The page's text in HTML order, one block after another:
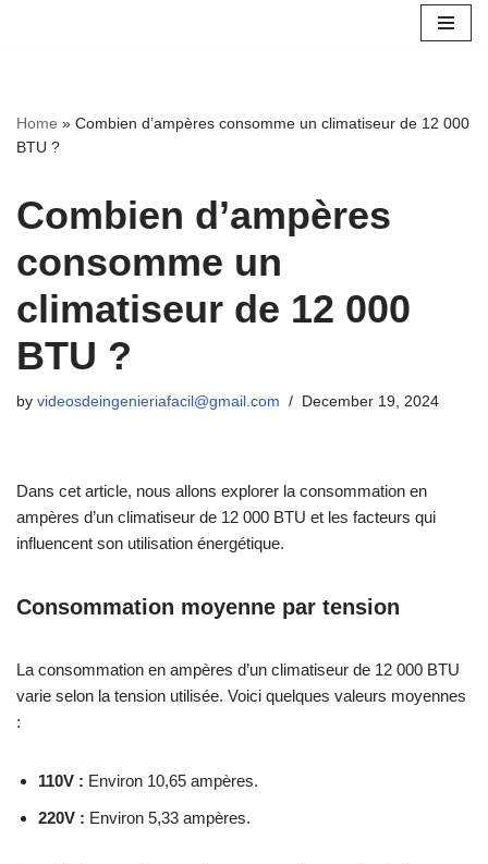
Home » Combien d’ampères consomme un climatiseur de 12 000
BTU ?
Combien d’ampères
consomme un
climatiseur de 12 000
BTU ?
by videosdeingenieriafacil@gmail.com December 19, 2024
Dans cet article, nous allons explorer la consommation en
ampères d’un climatiseur de 12 000 BTU et les facteurs qui
influencent son utilisation énergétique.
Consommation moyenne par tension
La consommation en ampères d’un climatiseur de 12 000 BTU
varie selon la tension utilisée. Voici quelques valeurs moyennes
:
110V : Environ 10,65 ampères.
220V : Environ 5,33 ampères.